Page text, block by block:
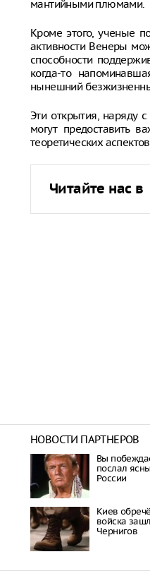
мантийными плюмами.
Кроме этого, ученые
активности Венеры
способности
когда-то
нынешний
Эти открытия, наряду
могут предоставить
теоретических
Читайте нас в
НОВОСТИ ПАРТНЕРОВ
Вы
послал
России
Киев
войска
Чернигов